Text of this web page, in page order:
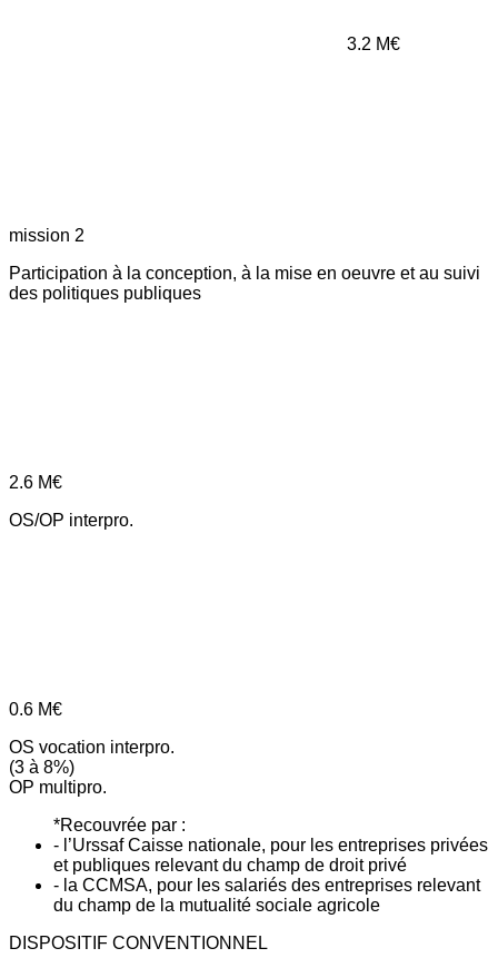
3.2 M€
mission 2
Participation à la conception, à la mise en oeuvre et au suivi
des politiques publiques
2.6 M€
OS/OP interpro.
0.6 M€
OS vocation interpro.
(3 à 8%)
OP multipro.
*Recouvrée par :
- l’Urssaf Caisse nationale, pour les entreprises privées
et publiques relevant du champ de droit privé
- la CCMSA, pour les salariés des entreprises relevant
du champ de la mutualité sociale agricole
DISPOSITIF CONVENTIONNEL